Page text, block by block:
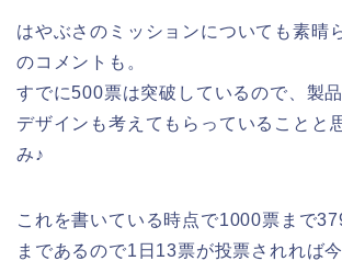
はやぶさのミッションについても素晴
のコメントも。
すでに500票は突破しているので、製
デザインも考えてもらっていることと
み♪
これを書いている時点で1000票まで
まであるので1日13票が投票されれば